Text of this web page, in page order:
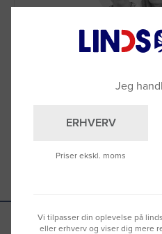
Brug
Ring til os på
Du kan også
Jeg
ERHVERV
Priser ekskl. moms
Vi tilpasser din oplevelse på
eller erhverv og viser dig mere